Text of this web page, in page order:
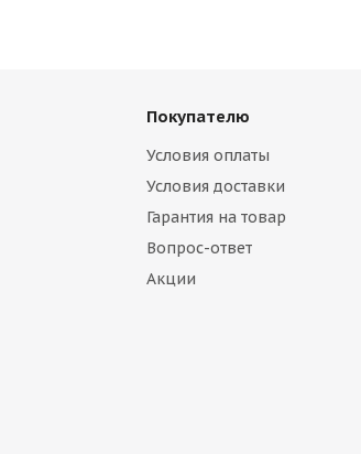
Покупателю
Условия оплаты
Условия доставки
Гарантия на товар
Вопрос-ответ
Акции